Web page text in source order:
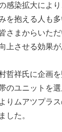
感染拡大によ
を抱える人も
さまからいた
上させる効果
哲祥氏に企画
のユニットを
りムアツプラ
した。